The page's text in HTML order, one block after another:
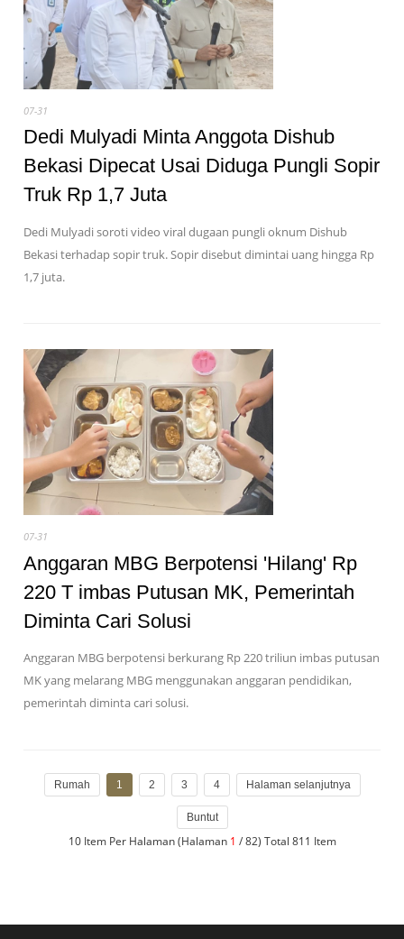
07-31
Dedi Mulyadi Minta Anggota Dishub
Bekasi Dipecat Usai Diduga Pungli Sopir
Truk Rp 1,7 Juta
Dedi Mulyadi soroti video viral dugaan pungli oknum Dishub
Bekasi terhadap sopir truk. Sopir disebut dimintai uang hingga Rp
1,7 juta.
07-31
Anggaran MBG Berpotensi 'Hilang' Rp
220 T imbas Putusan MK, Pemerintah
Diminta Cari Solusi
Anggaran MBG berpotensi berkurang Rp 220 triliun imbas putusan
MK yang melarang MBG menggunakan anggaran pendidikan,
pemerintah diminta cari solusi.
Rumah 1 2 3 4 Halaman selanjutnya
Buntut
10 Item Per Halaman (Halaman 1 / 82) Total 811 Item